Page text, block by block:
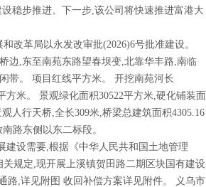
稳步推进。下一步,该公司将快速推进富港大
革局以永发改审批(2026)6号批准建设。
边,东至南苑东路望春坝变,北靠华丰路,南临
带。 项目红线平方米。 开挖南苑河长
方米。 景观绿化面积30522平方米,硬化铺装面
人行天桥,全长309米,桥梁总建筑面积4305.16
路东侧以东二标段。
设需要,根据《中华人民共和国土地管理
规定,现开展上溪镇贺田路二期区块国有建设
路,详见附图 收回补偿方案详见附件。 义乌市